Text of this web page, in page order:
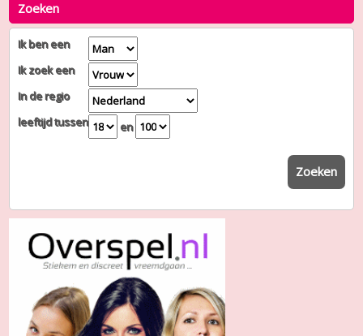
Zoeken
Ik ben een
Ik zoek een
In de regio
leeftijd tussen
en
Zoeken